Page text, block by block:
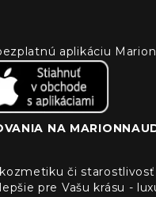
aplikáciu
NA
či
pre Vašu krásu -